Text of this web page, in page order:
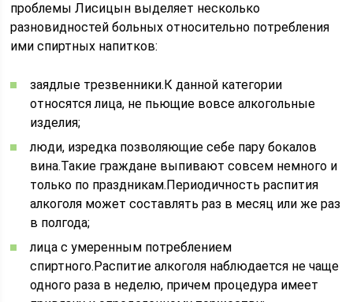
проблемы Лисицын выделяет несколько
разновидностей больных относительно потребления
ими спиртных напитков:
заядлые трезвенники.К данной категории
относятся лица, не пьющие вовсе алкогольные
изделия;
люди, изредка позволяющие себе пару бокалов
вина.Такие граждане выпивают совсем немного и
только по праздникам.Периодичность распития
алкоголя может составлять раз в месяц или же раз
в полгода;
лица с умеренным потреблением
спиртного.Распитие алкоголя наблюдается не чаще
одного раза в неделю, причем процедура имеет